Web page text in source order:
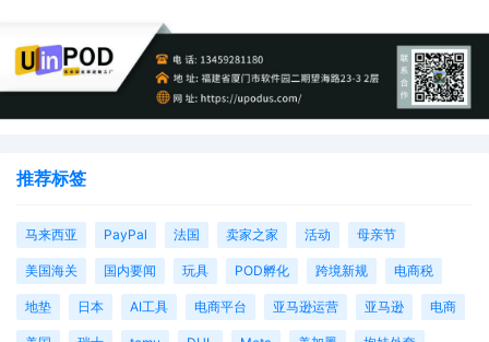
推荐标签
马来西亚 PayPal 法国 卖家之家 活动 母亲节
美国海关 国内要闻 玩具 POD孵化 跨境新规 电商税
地垫 日本 AI工具 电商平台 亚马逊运营 亚马逊 电商